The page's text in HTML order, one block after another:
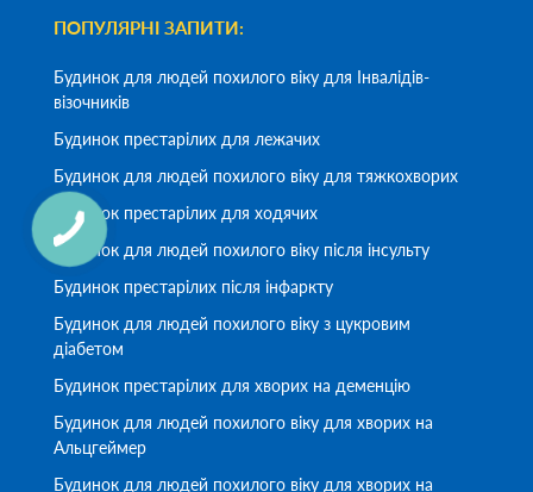
ПОПУЛЯРНІ ЗАПИТИ:
Будинок для людей похилого віку для Інвалідів-
візочників
Будинок престарілих для лежачих
Будинок для людей похилого віку для тяжкохворих
Будинок престарілих для ходячих
Будинок для людей похилого віку після інсульту
Будинок престарілих після інфаркту
Будинок для людей похилого віку з цукровим
діабетом
Будинок престарілих для хворих на деменцію
Будинок для людей похилого віку для хворих на
Альцгеймер
Будинок для людей похилого віку для хворих на